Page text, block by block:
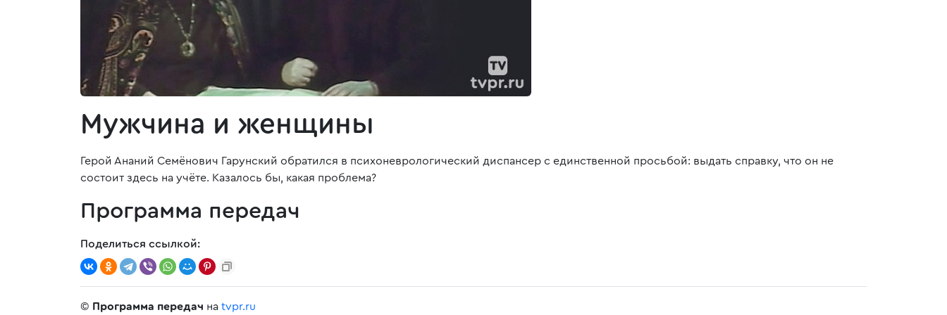
Мужчина и женщины
Герой Ананий Семёнович Гарунский обратился в психоневрологический диспансер с единственной просьбой: выдать справку, что он не
состоит здесь на учёте. Казалось бы, какая проблема?
Программа передач
Поделиться ссылкой:
© Программа передач на tvpr.ru